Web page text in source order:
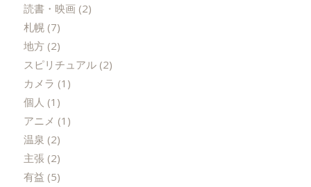
読書・映画 (2)
札幌(7)
地方(2)
スピリチュアル(2)
カメラ (1)
個人 (1)
アニメ (1)
温泉 (2)
主張 (2)
有益 (5)